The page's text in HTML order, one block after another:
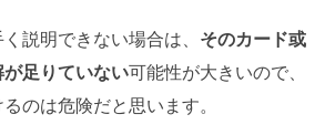
説明できない場合は、 そのカード或
足りていない可能性が大きいので、
のは危険だと思います。